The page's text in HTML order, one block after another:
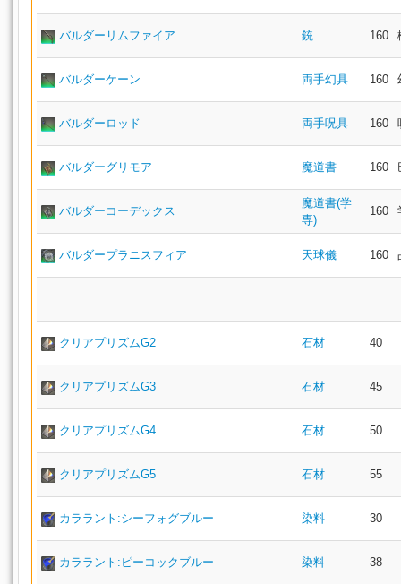
バルダーリムファイア 銃 160
バルダーケーン 両手幻具 160
バルダーロッド 両手呪具 160
バルダーグリモア 魔道書 160
バルダーコーデックス
魔道書(学
専)
160
バルダープラニスフィア 天球儀 160
クリアプリズムG2 石材 40
クリアプリズムG3 石材 45
クリアプリズムG4 石材 50
クリアプリズムG5 石材 55
カララント:シーフォグブルー 染料 30
カララント:ピーコックブルー 染料 38